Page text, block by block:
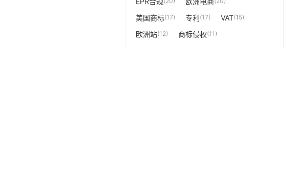
美国商标(17) 专利(17) VAT(15)
欧洲站(12) 商标侵权(11)